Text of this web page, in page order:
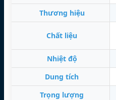
Thương hiệu
Chất liệu
Nhiệt độ
Dung tích
Trọng lượng